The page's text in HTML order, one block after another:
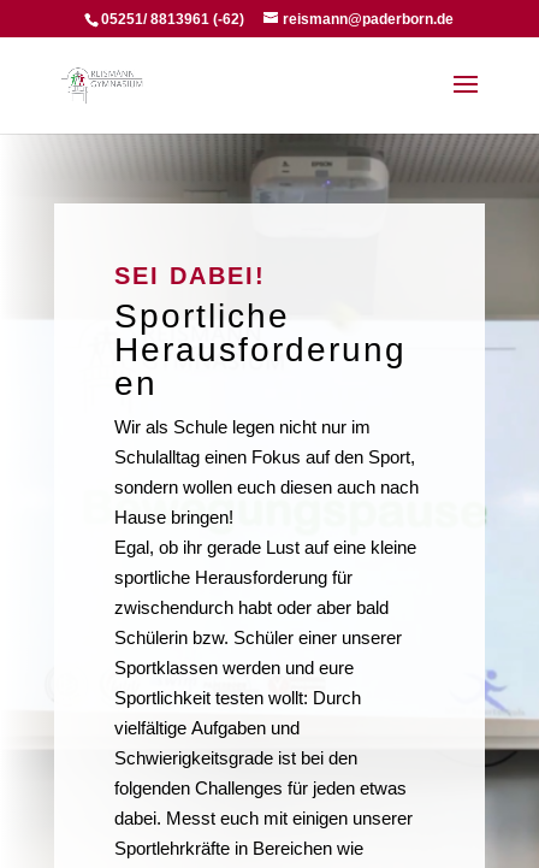
05251/ 8813961 (-62) reismann@paderborn.de
SEI DABEI!
Sportliche
Herausforderung
en
Wir als Schule legen nicht nur im
Schulalltag einen Fokus auf den Sport,
sondern wollen euch diesen auch nach
Hause bringen!
Egal, ob ihr gerade Lust auf eine kleine
sportliche Herausforderung für
zwischendurch habt oder aber bald
Schülerin bzw. Schüler einer unserer
Sportklassen werden und eure
Sportlichkeit testen wollt: Durch
vielfältige Aufgaben und
Schwierigkeitsgrade ist bei den
folgenden Challenges für jeden etwas
dabei. Messt euch mit einigen unserer
Sportlehrkräfte in Bereichen wie